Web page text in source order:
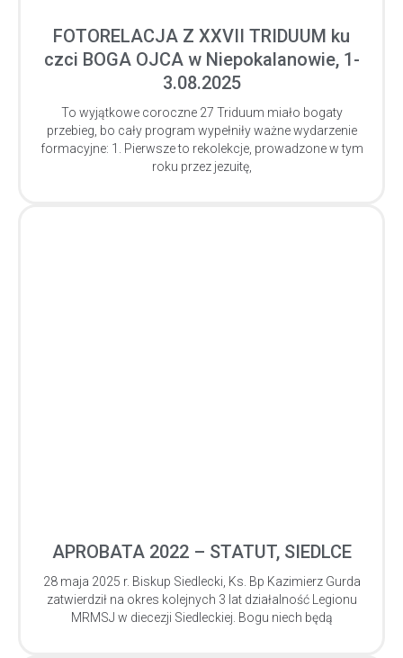
FOTORELACJA Z XXVII TRIDUUM ku
czci BOGA OJCA w Niepokalanowie, 1-
3.08.2025
To wyjątkowe coroczne 27 Triduum miało bogaty
przebieg, bo cały program wypełniły ważne wydarzenie
formacyjne: 1. Pierwsze to rekolekcje, prowadzone w tym
roku przez jezuitę,
APROBATA 2022 – STATUT, SIEDLCE
28 maja 2025 r. Biskup Siedlecki, Ks. Bp Kazimierz Gurda
zatwierdził na okres kolejnych 3 lat działalność Legionu
MRMSJ w diecezji Siedleckiej. Bogu niech będą